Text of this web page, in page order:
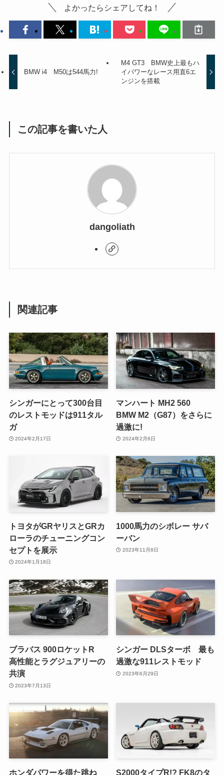
よかったらシェアしてね！
BMW i4 M50は544馬力!
M4 GT3 BMW史上最もハ
イパワーなレース用直6エ
ンジンを搭載
この記事を書いた人
dangoliath
関連記事
シンガーにとって300台目
のレストモッドは911タル
ガ
2024年2月17日
マンハート MH2 560
BMW M2（G87）をさらに
過激に!
2024年2月6日
トヨタがGRヤリスとGRカ
ローラのチューニングコン
セプトを展示
2024年1月18日
1000馬力のシボレー サバ
ーバン
2023年11月8日
ブラバス 900ロケットR
高性能とラグジュアリーの
共演
2023年7月13日
シンガー DLSターボ 最も
過激な911レストモッド
2023年6月29日
ホンダパワーを得た跳ね S2000タイプR!? FK8のタ